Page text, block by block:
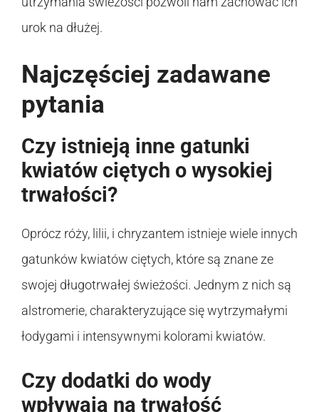
urok na dłużej.
Najczęściej zadawane
pytania
Czy istnieją inne gatunki
kwiatów ciętych o wysokiej
trwałości?
Oprócz róży, lilii, i chryzantem istnieje wiele innych
gatunków kwiatów ciętych, które są znane ze
swojej długotrwałej świeżości. Jednym z nich są
alstromerie, charakteryzujące się wytrzymałymi
łodygami i intensywnymi kolorami kwiatów.
Czy dodatki do wody
wpływają na trwałość